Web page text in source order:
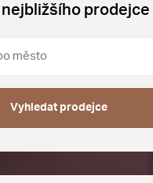
nejbližšího prodejce
Vyhledat prodejce